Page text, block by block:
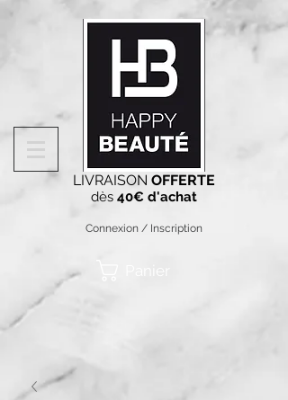
LIVRAISON OFFERTE
dès 40€ d'achat
Connexion / Inscription